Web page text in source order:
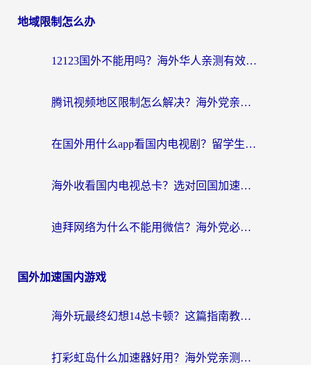
地域限制怎么办
12123国外不能用吗？海外华人亲测有效的回国加速方案来了
腾讯视频地区限制怎么解决？海外党亲测有效的回国加速器选择指南
在国外用什么app看国内电视剧？留学生亲测有效的回国加速方案
海外收看国内电视总卡？选对回国加速器，让你流畅追《狂飙》《长相思》
迪拜网络为什么不能用微信？海外党必看的回国加速解决方案
国外加速国内游戏
海外玩最终幻想14总卡顿？这篇指南教你选对加速器（附非洲美国玩家实测）
打彩虹岛什么加速器好用？海外党亲测的国服游戏加速终极指南